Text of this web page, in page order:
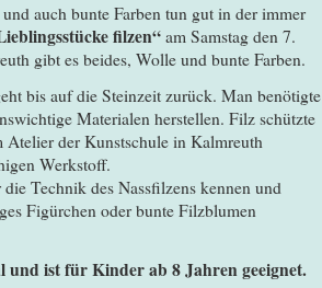
auch bunte Farben tun gut in der immer
filzen“am Samstag den 7.
gibt es beides, Wolle und bunte Farben.
bis auf die Steinzeit zurück. Man benötigte
Materialen herstellen. Filz schützte
Atelier der Kunstschule in Kalmreuth
Werkstoff.
Technik des Nassfilzens kennen und
Figürchen oder bunte Filzblumen
ist für Kinder ab 8 Jahren geeignet.